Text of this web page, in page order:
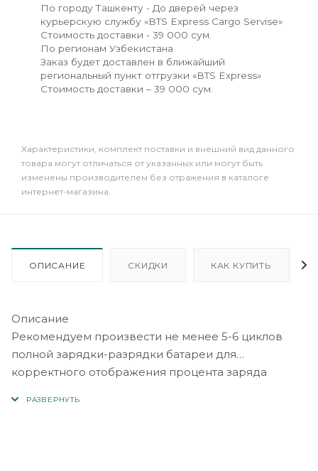
По городу Ташкенту - До дверей через
курьерскую службу «BTS Express Cargo Servise»
Стоимость доставки - 39 000 сум.
По регионам Узбекистана
Заказ будет доставлен в ближайший
региональный пункт отгрузки «BTS Express»
Стоимость доставки – 39 000 сум.
Xарактеристики, комплект поставки и внешний вид данного
товара могут отличаться от указанных или могут быть
изменены производителем без отражения в каталоге
интернет-магазина.
ОПИСАНИЕ СКИДКИ КАК КУПИТЬ
Описание
Рекомендуем произвести не менее 5-6 циклов
полной зарядки-разрядки батареи для
корректного отображения процента заряда